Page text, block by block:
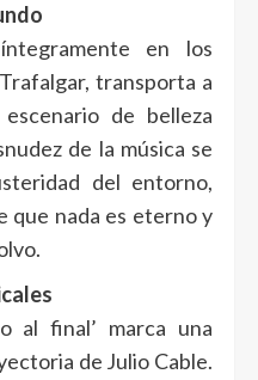
en los
transporta a
de belleza
de la música se
del entorno,
que nada es eterno y
al final’ marca una
de Julio Cable.